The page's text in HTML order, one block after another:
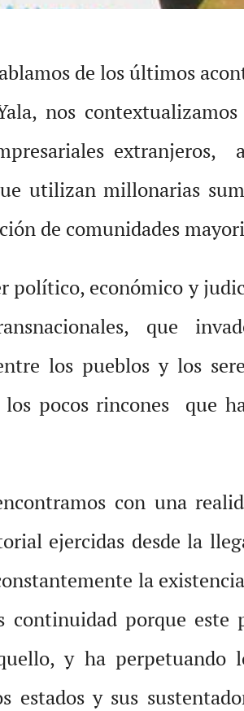
de los últimos
nos
extranjeros,
utilizan millonarias
de comunidades
político, económico y
que
los pueblos y los
pocos rincones que
con una
ejercidas desde la
la
porque este
y ha perpetuando
estados y sus